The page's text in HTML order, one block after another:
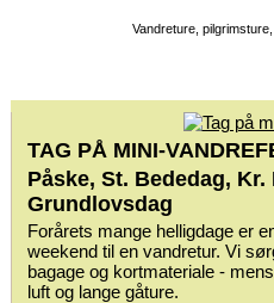
Vandreture,
TAG PÅ MINI-
Påske, St. Bededag,
Grundlovsdag
Forårets mange helligdage er
weekend til en vandretur. Vi
bagage og kortmateriale -
luft og lange gåture.